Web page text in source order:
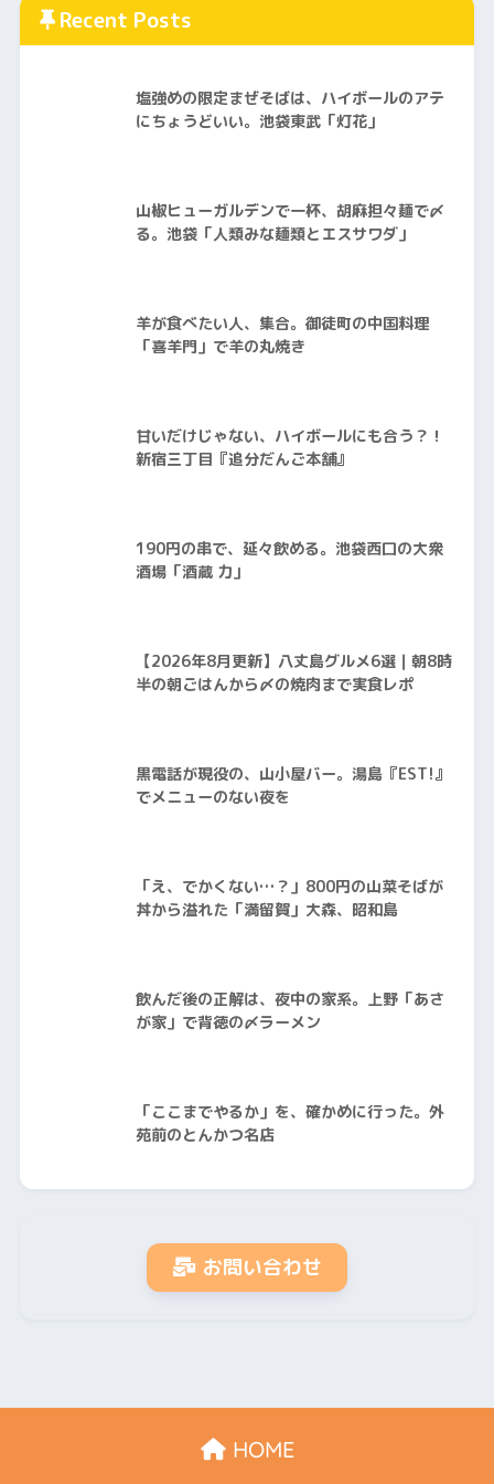
Recent Posts
塩強めの限定まぜそばは、ハイボールのアテ
にちょうどいい。池袋東武「灯花」
山椒ヒューガルデンで一杯、胡麻担々麺で〆
る。池袋「人類みな麺類とエスサワダ」
羊が食べたい人、集合。御徒町の中国料理
「喜羊門」で羊の丸焼き
甘いだけじゃない、ハイボールにも合う？！
新宿三丁目『追分だんご本舗』
190円の串で、延々飲める。池袋西口の大衆
酒場「酒蔵 力」
【2026年8月更新】八丈島グルメ6選｜朝8時
半の朝ごはんから〆の焼肉まで実食レポ
黒電話が現役の、山小屋バー。湯島『EST!』
でメニューのない夜を
「え、でかくない…？」800円の山菜そばが
丼から溢れた「満留賀」大森、昭和島
飲んだ後の正解は、夜中の家系。上野「あさ
が家」で背徳の〆ラーメン
「ここまでやるか」を、確かめに行った。外
苑前のとんかつ名店
お問い合わせ
HOME